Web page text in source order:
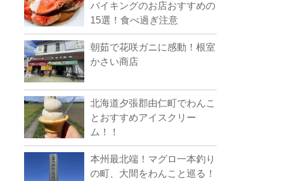
バイキングのお店おすすめの
15選！食べ過ぎ注意
朝茹で花咲ガニに感動！根室
かさい商店
北海道夕張郡由仁町でわんこ
とおすすめアイスクリー
ム！！
本州最北端！マグロ一本釣り
の町、大間をわんこと巡る！